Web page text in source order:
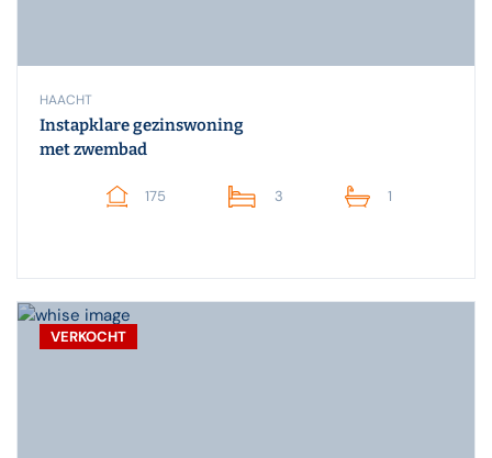
HAACHT
Instapklare gezinswoning
met zwembad
175 3 1
VERKOCHT